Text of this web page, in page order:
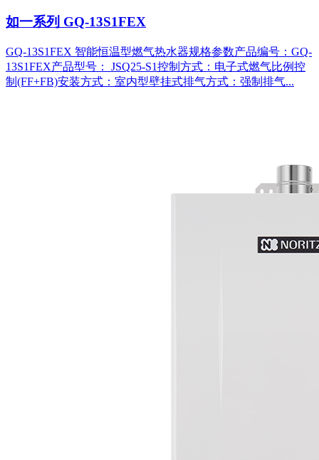
如一系列 GQ-13S1FEX
GQ-13S1FEX 智能恒温型燃气热水器规格参数产品编号：GQ-
13S1FEX产品型号： JSQ25-S1控制方式：电子式燃气比例控
制(FF+FB)安装方式：室内型壁挂式排气方式：强制排气...